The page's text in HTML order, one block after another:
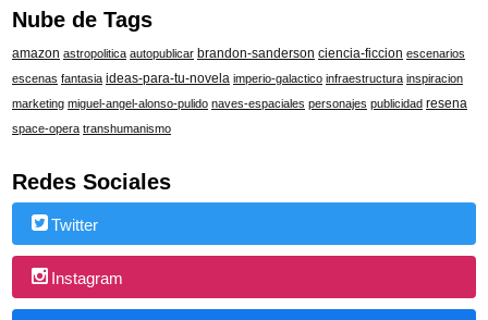
Nube de Tags
amazon astropolitica autopublicar brandon-sanderson ciencia-ficcion escenarios
escenas fantasia ideas-para-tu-novela imperio-galactico infraestructura inspiracion
marketing miguel-angel-alonso-pulido naves-espaciales personajes publicidad resena
space-opera transhumanismo
Redes Sociales
Twitter
Instagram